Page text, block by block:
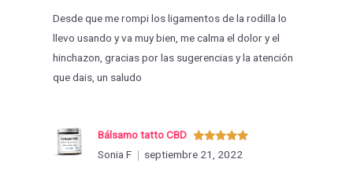
Desde que me rompi los ligamentos de la rodilla lo
llevo usando y va muy bien, me calma el dolor y el
hinchazon, gracias por las sugerencias y la atención
que dais, un saludo
Valorado
con 5de 5
Bálsamo tatto CBD
Sonia F
septiembre 21, 2022